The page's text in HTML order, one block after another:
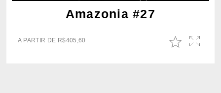
Amazonia #27
A PARTIR DE R$405,60